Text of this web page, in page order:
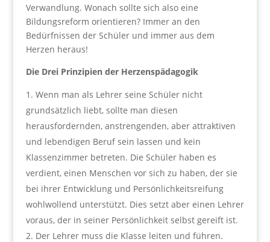
Verwandlung. Wonach sollte sich also eine
Bildungsreform orientieren? Immer an den
Bedürfnissen der Schüler und immer aus dem
Herzen heraus!
Die Drei Prinzipien der Herzenspädagogik
Wenn man als Lehrer seine Schüler nicht
grundsätzlich liebt, sollte man diesen
herausfordernden, anstrengenden, aber attraktiven
und lebendigen Beruf sein lassen und kein
Klassenzimmer betreten. Die Schüler haben es
verdient, einen Menschen vor sich zu haben, der sie
bei ihrer Entwicklung und Persönlichkeitsreifung
wohlwollend unterstützt. Dies setzt aber einen Lehrer
voraus, der in seiner Persönlichkeit selbst gereift ist.
Der Lehrer muss die Klasse leiten und führen.